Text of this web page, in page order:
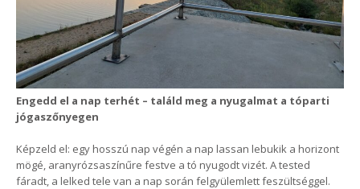
Engedd el a nap terhét – találd meg a nyugalmat a tóparti
jógaszőnyegen
Képzeld el: egy hosszú nap végén a nap lassan lebukik a horizont
mögé, aranyrózsaszínűre festve a tó nyugodt vizét. A tested
fáradt, a lelked tele van a nap során felgyülemlett feszültséggel.